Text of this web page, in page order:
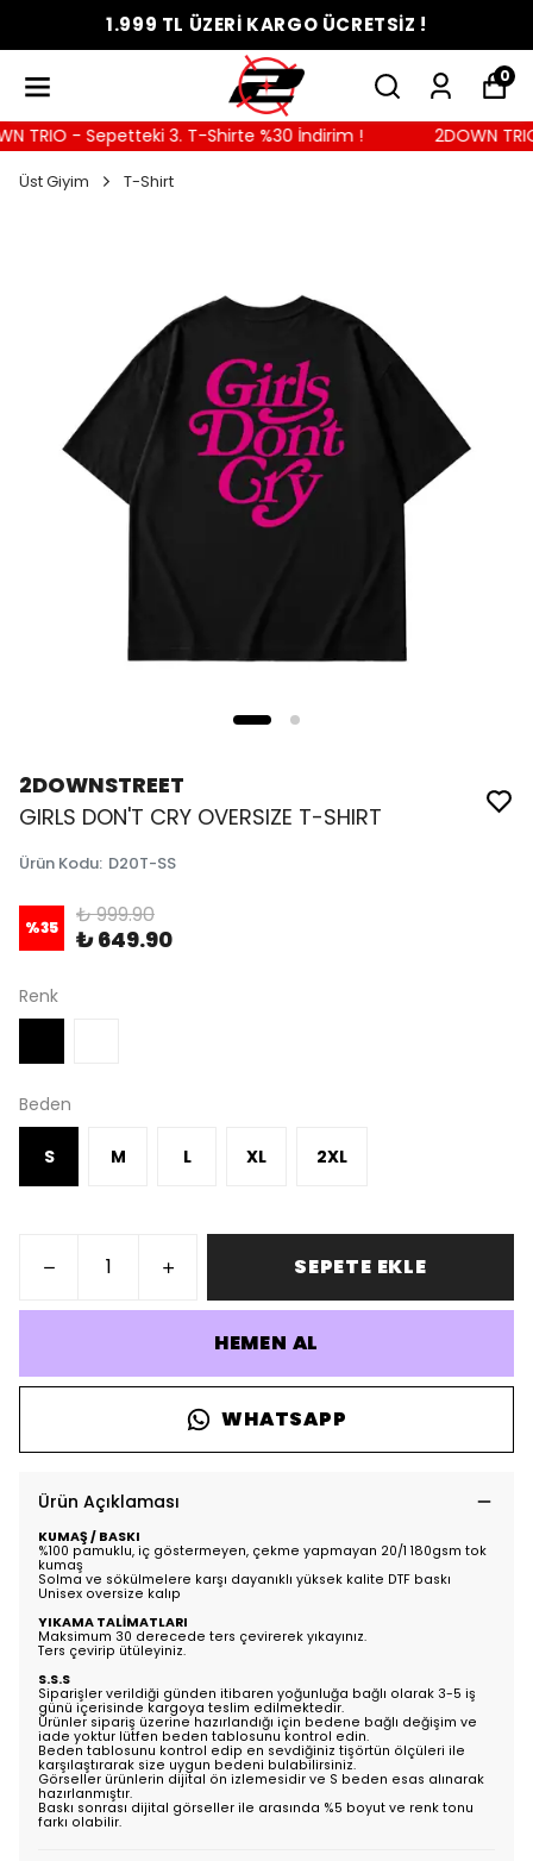
1.999 TL ÜZERİ KARGO ÜCRETSİZ !
0
TRIO - Sepetteki 3. T-Shirte %30 İndirim ! 2DOWN
Üst Giyim T-Shirt
2DOWNSTREET
GIRLS DON'T CRY OVERSIZE T-SHIRT
Ürün Kodu: D20T-SS
%35 ₺ 999.90
₺ 649.90
Renk
Beden
S M L XL 2XL
SEPETE EKLE
HEMEN AL
WHATSAPP
Ürün Açıklaması
KUMAŞ / BASKI
%100 pamuklu, iç göstermeyen, çekme yapmayan 20/1 180gsm tok
kumaş
Solma ve sökülmelere karşı dayanıklı yüksek kalite DTF baskı
Unisex oversize kalıp
YIKAMA TALİMATLARI
Maksimum 30 derecede ters çevirerek yıkayınız.
Ters çevirip ütüleyiniz.
S.S.S
Siparişler verildiği günden itibaren yoğunluğa bağlı olarak 3-5 iş
günü içerisinde kargoya teslim edilmektedir.
Ürünler sipariş üzerine hazırlandığı için bedene bağlı değişim ve
iade yoktur lütfen beden tablosunu kontrol edin.
Beden tablosunu kontrol edip en sevdiğiniz tişörtün ölçüleri ile
karşılaştırarak size uygun bedeni bulabilirsiniz.
Görseller ürünlerin dijital ön izlemesidir ve S beden esas alınarak
hazırlanmıştır.
Baskı sonrası dijital görseller ile arasında %5 boyut ve renk tonu
farkı olabilir.